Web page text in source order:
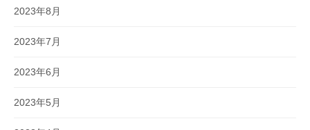
2023年8月
2023年7月
2023年6月
2023年5月